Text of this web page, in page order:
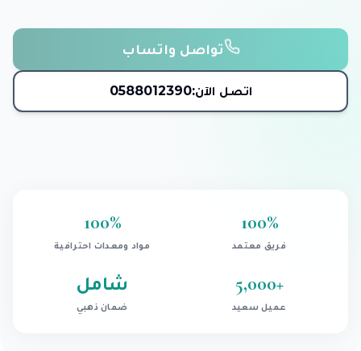
تواصل واتساب
اتصل الآن:0588012390
100%
فريق معتمد
100%
مواد ومعدات احترافية
+
5,000
عميل سعيد
شامل
ضمان ذهبي